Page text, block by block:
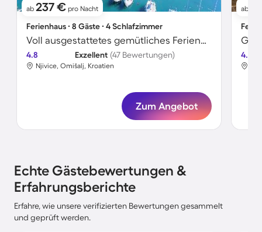
ab 237 € pro Nacht
Ferienhaus ∙ 8 Gäste ∙ 4 Schlafzimmer
Voll ausgestattetes gemütliches Ferienhaus mit Terrasse, privatem Pool und Grill | Wasserblick | Strand in der Nähe | Haustiere erlaubt
4.8 Exzellent (47 Bewertungen)
Njivice, Omišalj, Kroatien
Zum Angebot
ab
4.5
Echte Gästebewertungen &
Erfahrungsberichte
Erfahre, wie unsere verifizierten Bewertungen gesammelt
und geprüft werden.